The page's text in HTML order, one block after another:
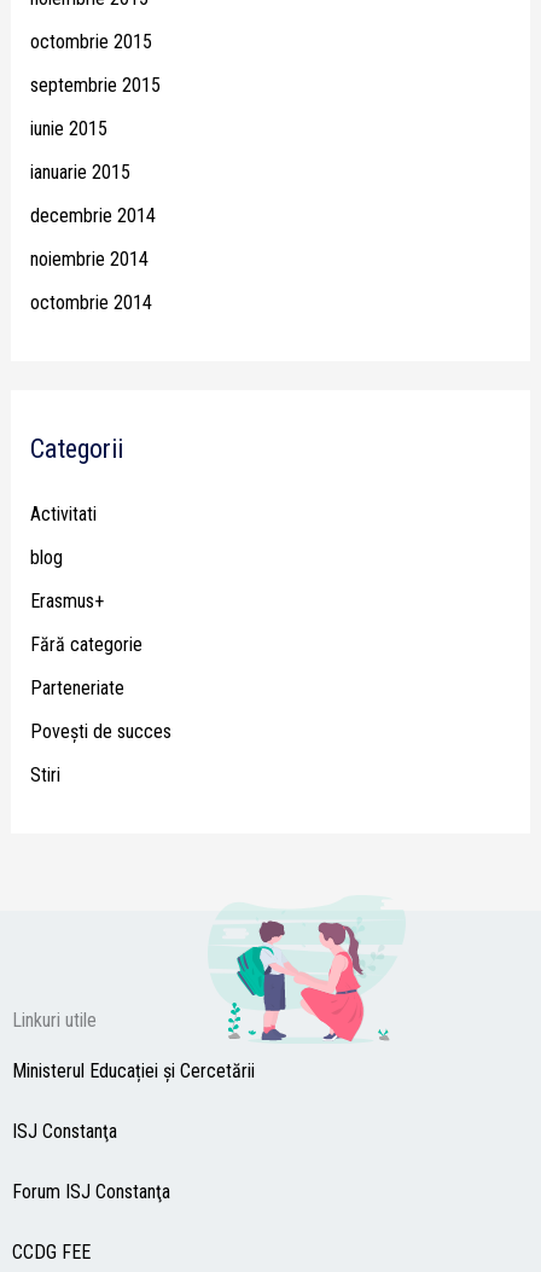
octombrie 2015
septembrie 2015
iunie 2015
ianuarie 2015
decembrie 2014
noiembrie 2014
octombrie 2014
Categorii
Activitati
blog
Erasmus+
Fără categorie
Parteneriate
Poveşti de succes
Stiri
Linkuri utile
Ministerul Educației și Cercetării
ISJ Constanţa
Forum ISJ Constanţa
CCDG FEE